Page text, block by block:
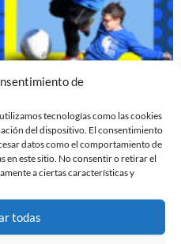
de
tecnologías como las cookies
del dispositivo. El consentimiento
datos como el comportamiento de
en este sitio. No consentir o retirar el
a ciertas características y
todas
PARA EL CAMPUS